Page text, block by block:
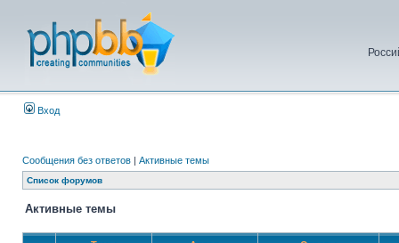
Вход
Сообщения без ответов | Активные темы
Список форумов
Активные темы